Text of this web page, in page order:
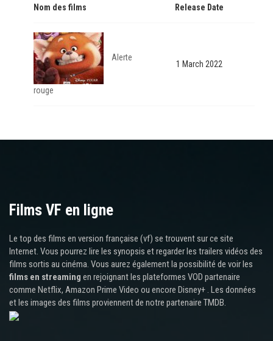
Nom des films Release Date
Alerte
rouge
1 March 2022
Films VF en ligne
Le top des films en version française (vf) se trouvent sur ce site
Internet. Vous pourrez lire les synopsis et regarder les trailers vidéos des
films sortis au cinéma. Vous aurez également la possibilité de voir les
films en streaming en rejoignant les plateformes VOD partenaire
comme Netflix, Amazon Prime Video ou encore Disney+ . Les données
et les images des films proviennent de notre partenaire TMDB.